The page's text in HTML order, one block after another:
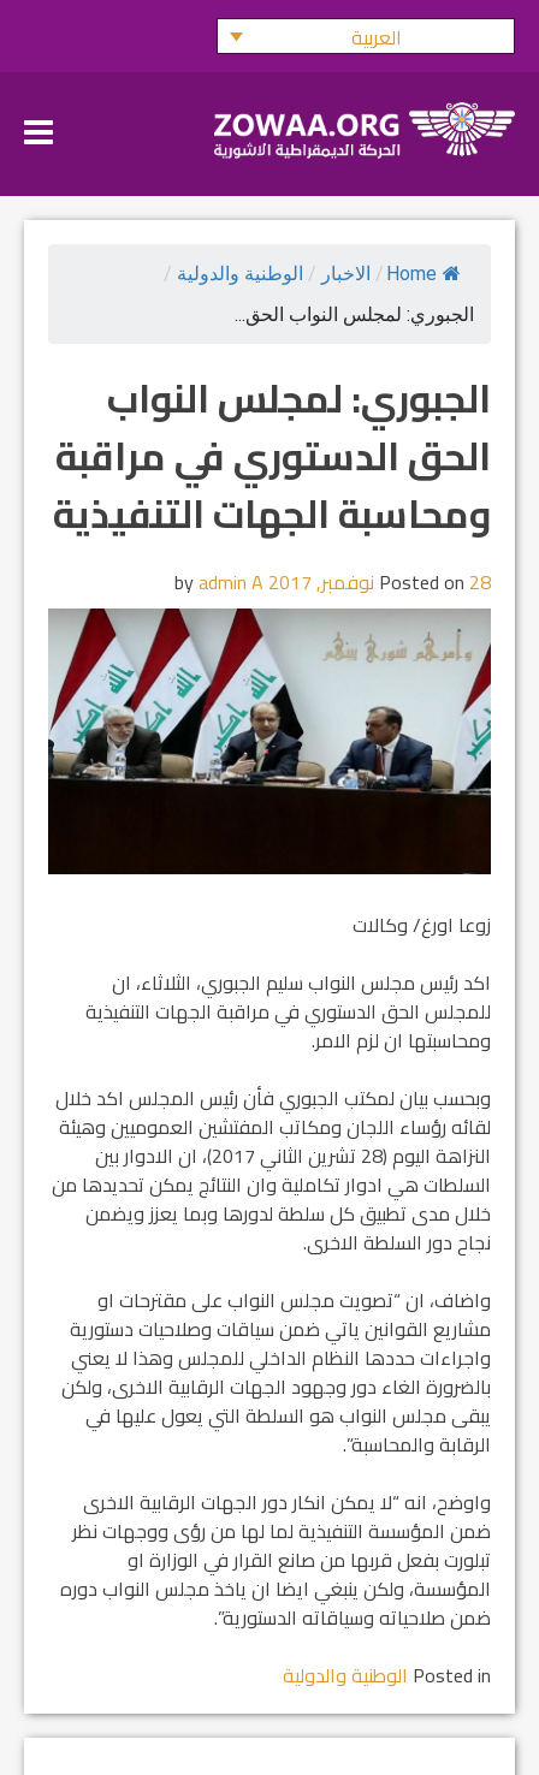
Skip
العربية
Home
/ الاخبار / الوطنية والدولية /
الجبوري: لمجلس النواب الحق...
الجبوري: لمجلس النواب
الحق الدستوري في مراقبة
ومحاسبة الجهات التنفيذية
Posted on 28 نوفمبر, 2017 admin A
زوعا اورغ/ وكالات
اكد رئيس مجلس النواب سليم الجبوري، الثلاثاء، ان
للمجلس الحق الدستوري في مراقبة الجهات التنفيذية
ومحاسبتها ان لزم الامر.
وبحسب بيان لمكتب الجبوري فأن رئيس المجلس اكد خلال
لقائه رؤساء اللجان ومكاتب المفتشين العموميين وهيئة
النزاهة اليوم (28 تشرين الثاني 2017)، ان الادوار بين
السلطات هي ادوار تكاملية وان النتائج يمكن تحديدها من
خلال مدى تطبيق كل سلطة لدورها وبما يعزز ويضمن
نجاح دور السلطة الاخرى.
واضاف، ان “تصويت مجلس النواب على مقترحات او
مشاريع القوانين ياتي ضمن سياقات وصلاحيات دستورية
واجراءات حددها النظام الداخلي للمجلس وهذا لا يعني
بالضرورة الغاء دور وجهود الجهات الرقابية الاخرى، ولكن
يبقى مجلس النواب هو السلطة التي يعول عليها في
الرقابة والمحاسبة”.
واوضح، انه “لا يمكن انكار دور الجهات الرقابية الاخرى
ضمن المؤسسة التنفيذية لما لها من رؤى ووجهات نظر
تبلورت بفعل قربها من صانع القرار في الوزارة او
المؤسسة، ولكن ينبغي ايضا ان ياخذ مجلس النواب دوره
ضمن صلاحياته وسياقاته الدستورية”.
Posted in الوطنية والدولية